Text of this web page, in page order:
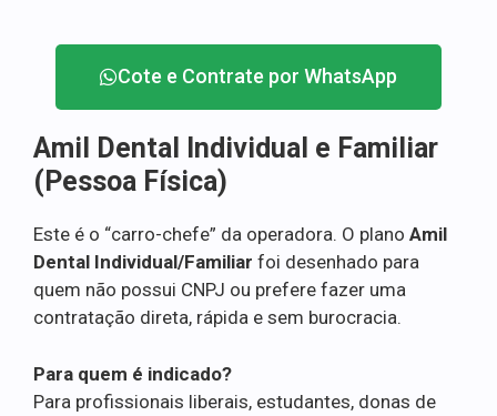
Cote e Contrate por WhatsApp
Amil Dental Individual e Familiar
(Pessoa Física)
Este é o “carro-chefe” da operadora. O plano Amil
Dental Individual/Familiar foi desenhado para
quem não possui CNPJ ou prefere fazer uma
contratação direta, rápida e sem burocracia.
Para quem é indicado?
Para profissionais liberais, estudantes, donas de